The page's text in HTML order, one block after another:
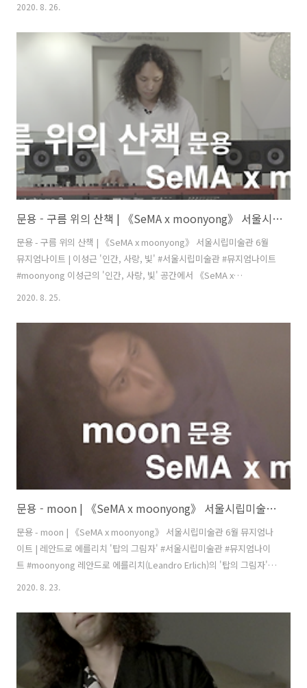
바라는 마음으로 '안녕'을 연주하겠습니다. 끝까지 함께 해주셔서 감사
합니다. 지금까지 피아니스트 문용이었습니다. "안녕." 문용 유튜브 채
널 구독하기: https://www.youtube.com/user/moonyong59/?
sub_confirmation=1 애플 뮤직에서 문용 앨범 듣기:
https://music.apple.co..
2020. 8. 26.
문용 - 구름 위의 산책 | 《SeMA x moonyong》 서울시립미술관 6월 뮤지엄나이트 | 이성근 '인간, 사랑, 빛'
문용 - 구름 위의 산책 | 《SeMA x moonyong》 서울시립미술관 6월
뮤지엄나이트 | 이성근 '인간, 사랑, 빛' #서울시립미술관 #뮤지엄나이트
#moonyong 이성근의 '인간, 사랑, 빛' 공간에서 《SeMA x
들은 작품을 보면 어떤 모습이 떠오르시나요? 저는 작품에서 구름의 모
습을 봤습니다. 저의 곡 '구름 위의 산책'을 연주해보겠습니다. 문용 유튜
https://www.youtube.com/user/moonyong59/?
sub_confirmation=1 애플 뮤직에서 문용 앨범 듣기: https://mus..
2020. 8. 25.
문용 - moon | 《SeMA x moonyong》 서울시립미술관 6월 뮤지엄나이트 | 레안드로 에를리치 '탑의 그림자'
문용 - moon | 《SeMA x moonyong》 서울시립미술관 6월 뮤지엄나
이트 | 레안드로 에를리치 '탑의 그림자' #서울시립미술관 #뮤지엄나이
트 #moonyong 레안드로 에를리치(Leandro Erlich)의 '탑의 그림자'
안에서 《SeMA x moonyong》 풀버전:
가 있다고 합니다. 작품 속에서 우리는 아사달이자 아사녀가 되어 상대를
바라볼 수 있습니다. ‘작가가 작품의 절반을 만들면 나머지 반은 관객 해
석의 몫’이라고 작가는 말합니다. 피아노 연주로 작품 절반의 공간을 채
우려 합니다. 저는 호수 아래에서 아사녀의 달을 연주하겠습니다. 여러분
들은 호수 위에서 아사달의 관점으로 감상해주시길 바랍니다. ..
2020. 8. 23.